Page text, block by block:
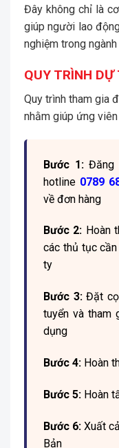
Đây không chỉ là
giúp người lao
nghiệm trong
QUY TRÌNH DỰ
Quy trình tham gia
nhằm giúp ứng
Bước 1:Đăng
hotline 0789
về đơn hàng
Bước 2: Hoàn
các thủ tục
ty
Bước 3:Đặt
tuyển và tham
dụng
Bước 4: Hoàn
Bước 5: Hoàn
Bước 6: Xuất
Bản